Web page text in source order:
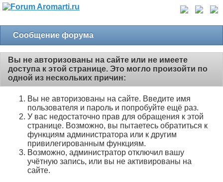
Сообщение форума
Вы не авторизованы на сайте или не имеете
доступа к этой странице. Это могло произойти по
одной из нескольких причин:
Вы не авторизованы на сайте. Введите имя
пользователя и пароль и попробуйте ещё раз.
У вас недостаточно прав для обращения к этой
странице. Возможно, вы пытаетесь обратиться к
функциям администратора или к другим
привилегированным функциям.
Возможно, администратор отключил вашу
учётную запись, или вы не активированы на
сайте.